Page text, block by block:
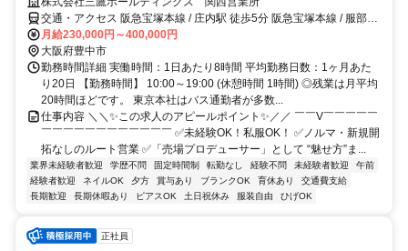
交通・アクセス 阪急宝塚本線 / 庄内駅 徒歩5分 阪急宝塚本線 / 服部天
神駅 徒歩20分
月給230,000円～400,000円
大阪府豊中市
勤務時間詳細 実働時間：1日あたり8時間 平均勤務日数：1ヶ月あた
り20日 【勤務時間】 10:00～19:00 (休憩時間 1時間) ◎残業は月平均
20時間ほどです。 東京本社はバス通勤者が多数...
仕事内容 ＼＼✨この求人のアピールポイント✨／／ ￣￣V￣￣￣￣￣
￣￣￣￣￣￣￣￣￣￣￣￣ ✅未経験OK！私服OK！ ✅ノルマ・新規開
拓なしのルート営業 ✅「売場プロデューサー」として “魅せ方”ま...
業界未経験者歓迎 学歴不問 固定時間制 転勤なし 経験不問 未経験者歓迎
午前
経験者歓迎
ネイルOK 夕方 賞与あり ブランクOK 育休あり
交通費支給
長期歓迎
長期休暇あり ピアスOK 土日祝休み 服装自由 ひげOK
正社員